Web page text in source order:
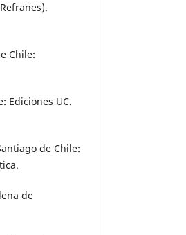
Chile:
Ediciones UC.
de Chile:
de